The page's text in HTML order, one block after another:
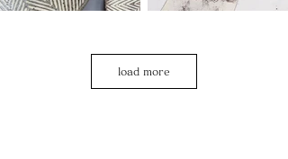
load more